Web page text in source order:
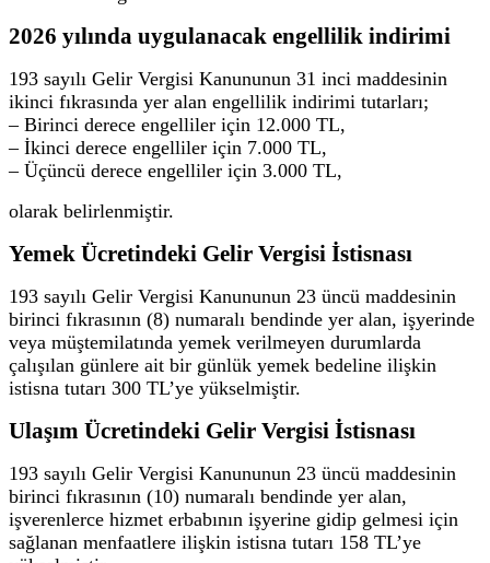
2026 yılında uygulanacak engellilik indirimi
193 sayılı Gelir Vergisi Kanununun 31 inci maddesinin
ikinci fıkrasında yer alan engellilik indirimi tutarları;
– Birinci derece engelliler için 12.000 TL,
– İkinci derece engelliler için 7.000 TL,
– Üçüncü derece engelliler için 3.000 TL,
olarak belirlenmiştir.
Yemek Ücretindeki Gelir Vergisi İstisnası
193 sayılı Gelir Vergisi Kanununun 23 üncü maddesinin
birinci fıkrasının (8) numaralı bendinde yer alan, işyerinde
veya müştemilatında yemek verilmeyen durumlarda
çalışılan günlere ait bir günlük yemek bedeline ilişkin
istisna tutarı 300 TL’ye yükselmiştir.
Ulaşım Ücretindeki Gelir Vergisi İstisnası
193 sayılı Gelir Vergisi Kanununun 23 üncü maddesinin
birinci fıkrasının (10) numaralı bendinde yer alan,
işverenlerce hizmet erbabının işyerine gidip gelmesi için
sağlanan menfaatlere ilişkin istisna tutarı 158 TL’ye